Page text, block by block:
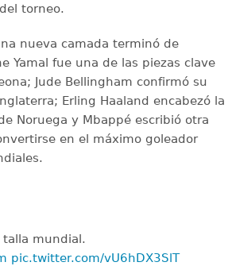
torneo.
nueva camada terminó de
Yamal fue una de las piezas clave
Jude Bellingham confirmó su
Erling Haaland encabezó la
Noruega y Mbappé escribió otra
en el máximo goleador
talla mundial.
pic.twitter.com/vU6hDX3SlT